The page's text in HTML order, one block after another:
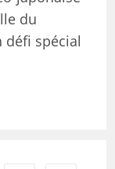
du
défi spécial